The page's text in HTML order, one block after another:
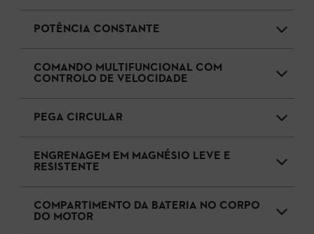
POTÊNCIA CONSTANTE
COMANDO MULTIFUNCIONAL COM
CONTROLO DE VELOCIDADE
PEGA CIRCULAR
ENGRENAGEM EM MAGNÉSIO LEVE E
RESISTENTE
COMPARTIMENTO DA BATERIA NO CORPO
DO MOTOR